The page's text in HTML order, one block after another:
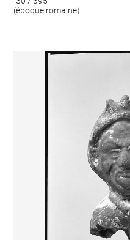
(époque romaine)